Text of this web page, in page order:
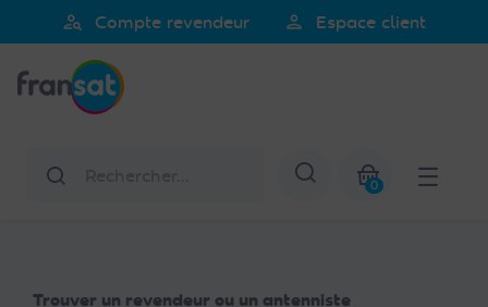
noter
Ce
comprend
person_search Compte revendeur person Espace client
Afficher la
0
Trouver un revendeur ou un antenniste